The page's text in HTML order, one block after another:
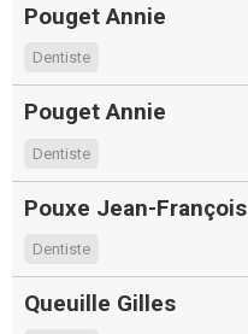
Pouget Annie
Dentiste
Pouget Annie
Dentiste
Pouxe Jean-François
Dentiste
Queuille Gilles